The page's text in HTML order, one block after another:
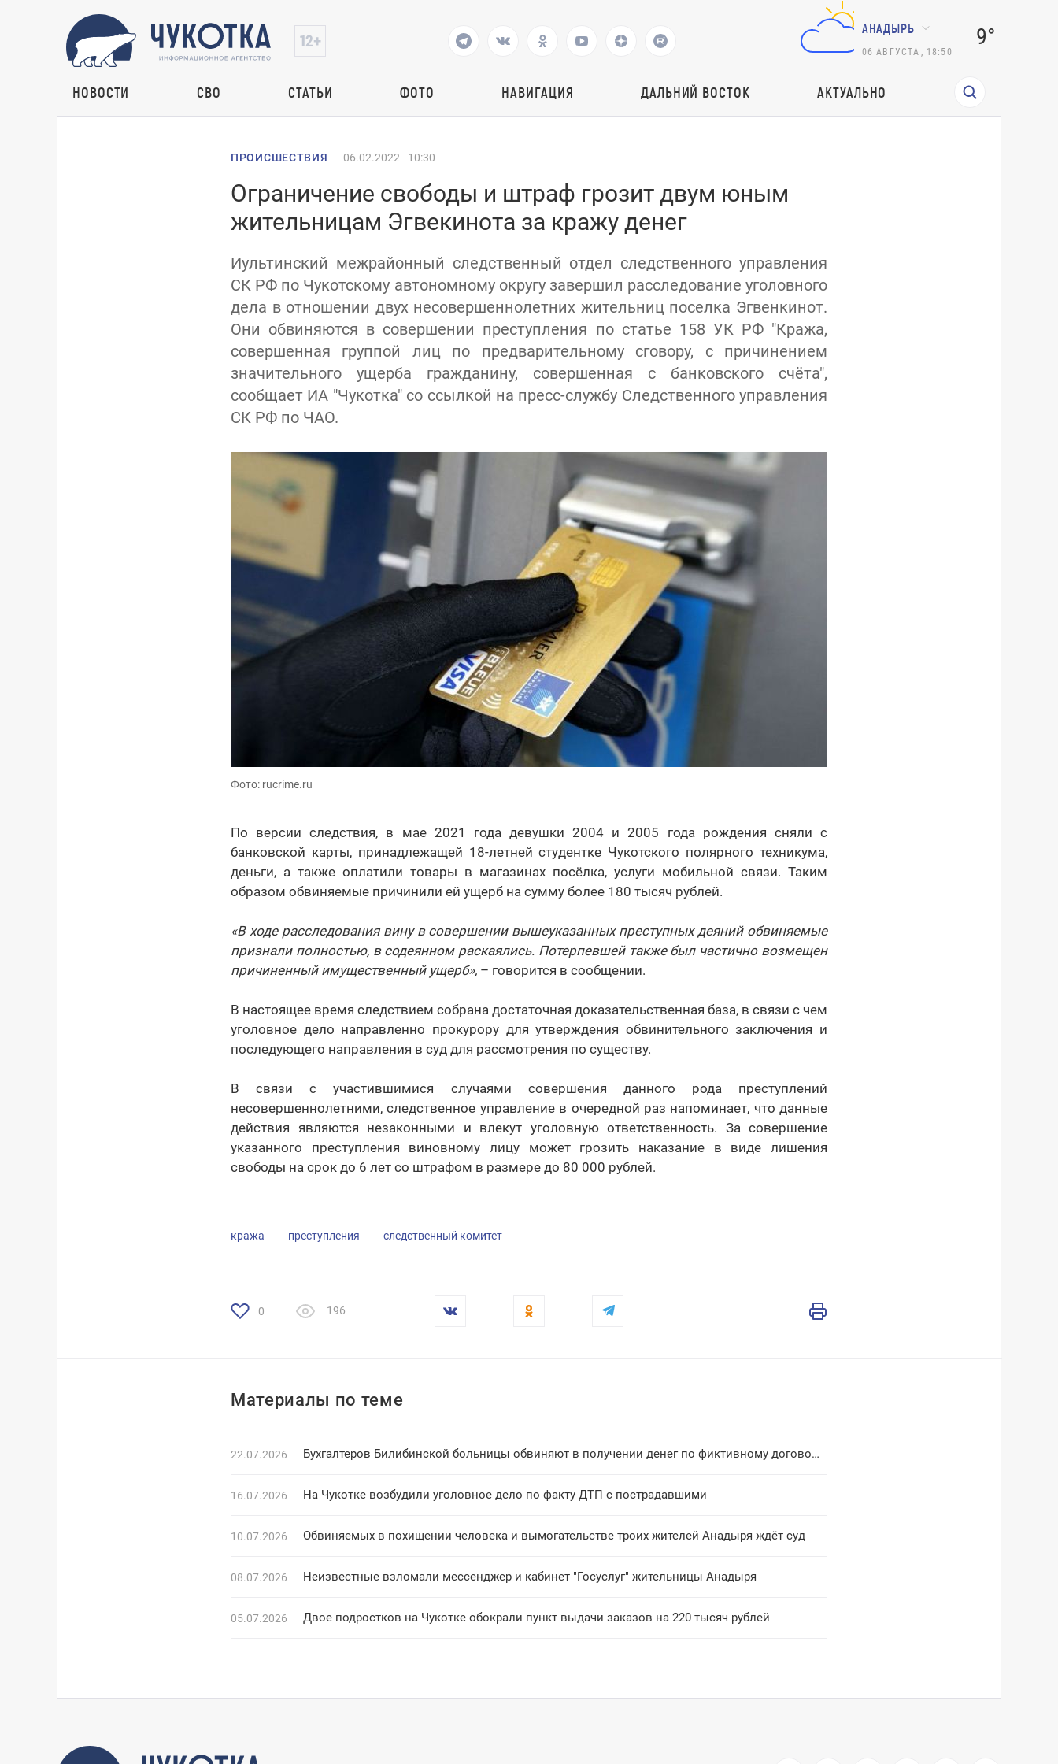
АНАДЫРЬ
06 АВГУСТА 18:50
9°
НОВОСТИ СВО СТАТЬИ ФОТО НАВИГАЦИЯ ДАЛЬНИЙ ВОСТОК АКТУАЛЬНО
ПРОИСШЕСТВИЯ 06.02.2022 10:30
Ограничение свободы и штраф грозит двум юным
жительницам Эгвекинота за кражу денег
Иультинский межрайонный следственный отдел следственного управления
СК РФ по Чукотскому автономному округу завершил расследование уголовного
дела в отношении двух несовершеннолетних жительниц поселка Эгвенкинот.
Они обвиняются в совершении преступления по статье 158 УК РФ "Кража,
совершенная группой лиц по предварительному сговору, с причинением
значительного ущерба гражданину, совершенная с банковского счёта",
сообщает ИА "Чукотка" со ссылкой на пресс-службу Следственного управления
СК РФ по ЧАО.
Фото: rucrime.ru
По версии следствия, в мае 2021 года девушки 2004 и 2005 года рождения сняли с
банковской карты, принадлежащей 18-летней студентке Чукотского полярного техникума,
деньги, а также оплатили товары в магазинах посёлка, услуги мобильной связи. Таким
образом обвиняемые причинили ей ущерб на сумму более 180 тысяч рублей.
«В ходе расследования вину в совершении вышеуказанных преступных деяний обвиняемые
признали полностью, в содеянном раскаялись. Потерпевшей также был частично возмещен
причиненный имущественный ущерб», – говорится в сообщении.
В настоящее время следствием собрана достаточная доказательственная база, в связи с чем
уголовное дело направленно прокурору для утверждения обвинительного заключения и
последующего направления в суд для рассмотрения по существу.
В связи с участившимися случаями совершения данного рода преступлений
несовершеннолетними, следственное управление в очередной раз напоминает, что данные
действия являются незаконными и влекут уголовную ответственность. За совершение
указанного преступления виновному лицу может грозить наказание в виде лишения
свободы на срок до 6 лет со штрафом в размере до 80 000 рублей.
кража преступления следственный комитет
0 196
Материалы по теме
22.07.2026 Бухгалтеров Билибинской больницы обвиняют в получении денег по фиктивному договору
16.07.2026 На Чукотке возбудили уголовное дело по факту ДТП с пострадавшими
10.07.2026 Обвиняемых в похищении человека и вымогательстве троих жителей Анадыря ждёт суд
08.07.2026 Неизвестные взломали мессенджер и кабинет "Госуслуг" жительницы Анадыря
05.07.2026 Двое подростков на Чукотке обокрали пункт выдачи заказов на 220 тысяч рублей